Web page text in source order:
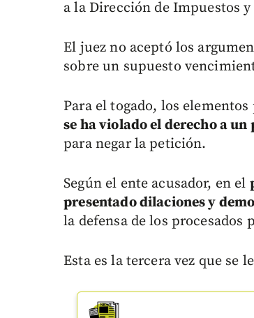
a la Dirección de Impuestos
El juez no aceptó los
sobre un supuesto
Para el togado, los
se ha violado el derecho a un
para negar la petición.
Según el ente acusador, en el
presentado dilaciones y
la defensa de los procesados
Esta es la tercera vez que se